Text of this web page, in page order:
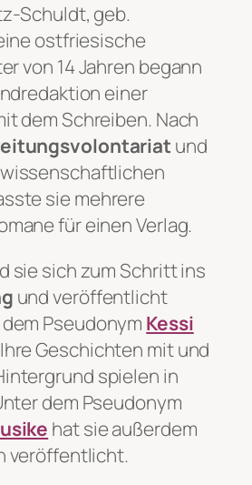
Schuldt, geb.
ostfriesische
von 14 Jahren begann
einer
dem Schreiben. Nach
und
sie mehrere
für einen Verlag.
sie sich zum Schritt ins
und veröffentlicht
Pseudonym Kessi
Geschichten mit und
spielen in
dem Pseudonym
hat sie außerdem
veröffentlicht.